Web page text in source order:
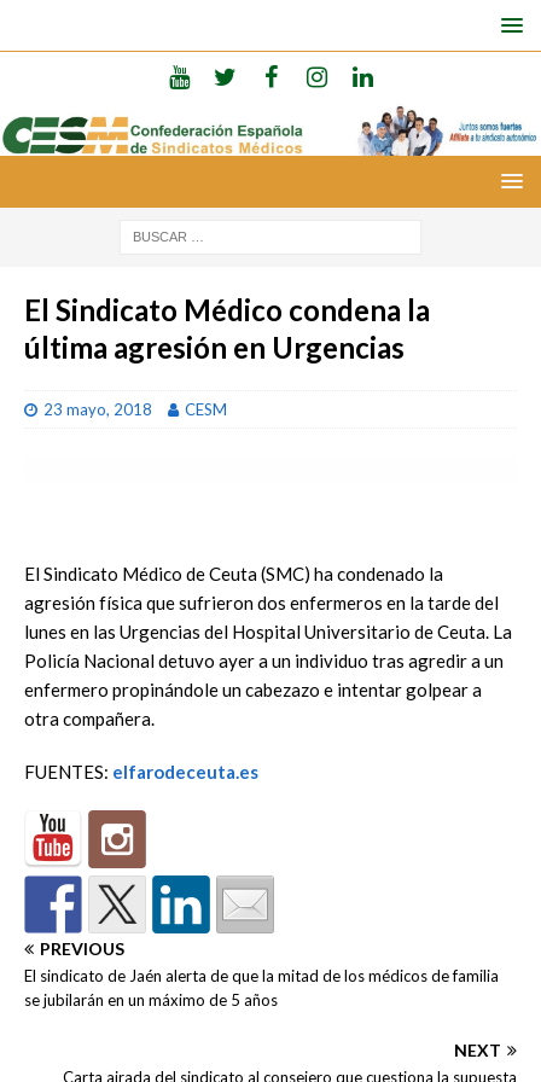
El Sindicato Médico condena la
última agresión en Urgencias
23 mayo, 2018 CESM
El Sindicato Médico de Ceuta (SMC) ha condenado la
agresión física que sufrieron dos enfermeros en la tarde del
lunes en las Urgencias del Hospital Universitario de Ceuta. La
Policía Nacional detuvo ayer a un individuo tras agredir a un
enfermero propinándole un cabezazo e intentar golpear a
otra compañera.
FUENTES: elfarodeceuta.es
PREVIOUS
El sindicato de Jaén alerta de que la mitad de los médicos de familia
se jubilarán en un máximo de 5 años
NEXT
Carta airada del sindicato al consejero que cuestiona la supuesta